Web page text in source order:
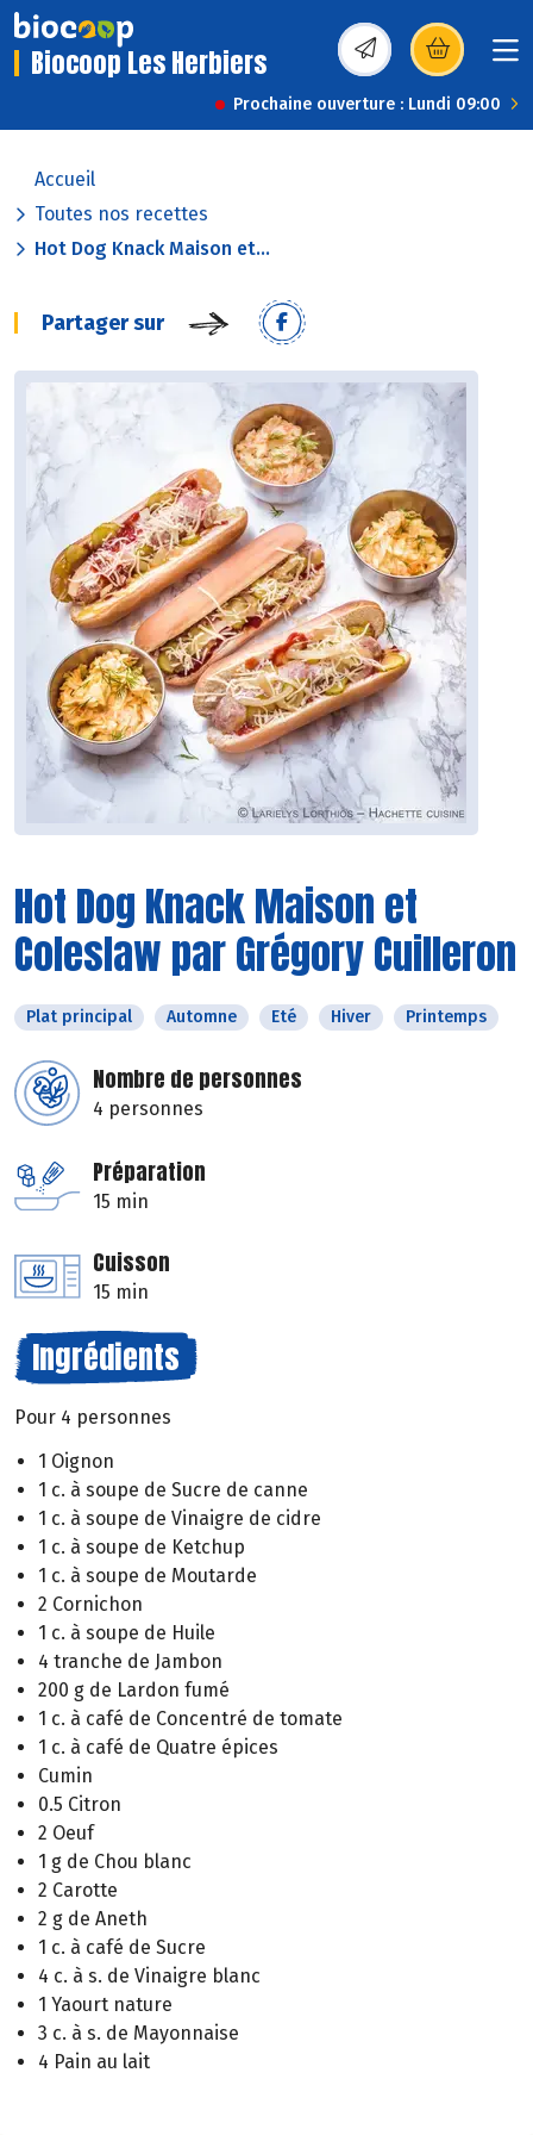
Biocoop Les Herbiers (s’ouvre dans une
Prochaine ouverture : Lundi 09:00
Accueil
Toutes nos recettes
Hot Dog Knack Maison et...
Partager sur
Hot Dog Knack Maison et
Coleslaw par Grégory Cuilleron
Plat principal Automne Eté Hiver Printemps
Nombre de personnes
4 personnes
Préparation
15 min
Cuisson
15 min
Ingrédients
Pour 4 personnes
1 Oignon
1 c. à soupe de Sucre de canne
1 c. à soupe de Vinaigre de cidre
1 c. à soupe de Ketchup
1 c. à soupe de Moutarde
2 Cornichon
1 c. à soupe de Huile
4 tranche de Jambon
200 g de Lardon fumé
1 c. à café de Concentré de tomate
1 c. à café de Quatre épices
Cumin
0.5 Citron
2 Oeuf
1 g de Chou blanc
2 Carotte
2 g de Aneth
1 c. à café de Sucre
4 c. à s. de Vinaigre blanc
1 Yaourt nature
3 c. à s. de Mayonnaise
4 Pain au lait